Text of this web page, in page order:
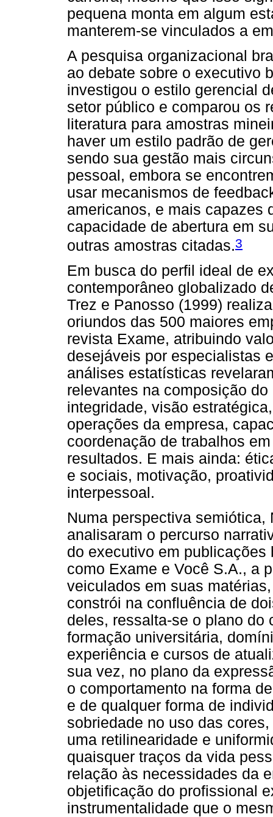
pequena monta em algum
manterem-se vinculados a
A pesquisa organizacional
ao debate sobre o executivo
investigou o estilo gerencial
setor público e comparou os
literatura para amostras
haver um estilo padrão de
sendo sua gestão mais
pessoal, embora se
usar mecanismos de
americanos, e mais capazes
capacidade de abertura em
outras amostras citadas.3
Em busca do perfil ideal de
contemporâneo globalizado
Trez e Panosso (1999)
oriundos das 500 maiores
revista Exame, atribuindo
desejáveis por especialistas
análises estatísticas
relevantes na composição
integridade, visão
operações da empresa,
coordenação de trabalhos
resultados. E mais ainda:
e sociais, motivação,
interpessoal.
Numa perspectiva semiótica,
analisaram o percurso
do executivo em
como Exame e Você S.A., a
veiculados em suas
constrói na confluência de
deles, ressalta-se o plano do
formação universitária,
experiência e cursos de
sua vez, no plano da
o comportamento na forma
e de qualquer forma de
sobriedade no uso das
uma retilinearidade e
quaisquer traços da vida
relação às necessidades da
objetificação do profissional
instrumentalidade que o